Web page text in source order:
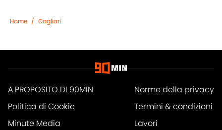
Home / Cagliari
A PROPOSITO DI 90MIN
Norme della privacy
Politica di Cookie
Termini & condizioni
Minute Media
Lavori